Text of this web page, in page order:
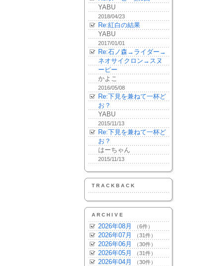
YABU
2018/04/23
Re:紅白の結果
YABU
2017/01/01
Re:石ノ森→ライダー→
ネオサイクロン→スヌ
ーピー
かよこ
2016/05/08
Re:下見を兼ねて一杯ど
お？
YABU
2015/11/13
Re:下見を兼ねて一杯ど
お？
はーちゃん
2015/11/13
TRACKBACK
ARCHIVE
2026年08月 （6件）
2026年07月 （31件）
2026年06月 （30件）
2026年05月 （31件）
2026年04月 （30件）